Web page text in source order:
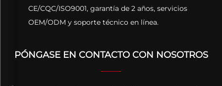
CE/CQC/ISO9001, garantía de 2 años, servicios
OEM/ODM y soporte técnico en línea.
PÓNGASE EN CONTACTO CON NOSOTROS